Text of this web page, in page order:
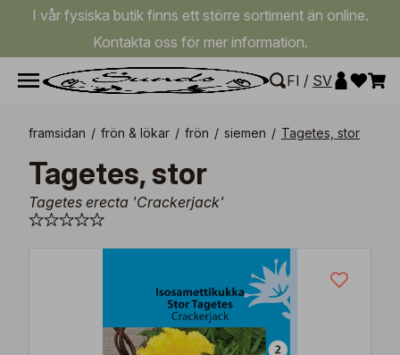
I vår fysiska butik finns ett större sortiment än online.
Kontakta oss för mer information.
FI / SV
framsidan / frön & lökar / frön / siemen / Tagetes, stor
Tagetes, stor
Tagetes erecta 'Crackerjack'